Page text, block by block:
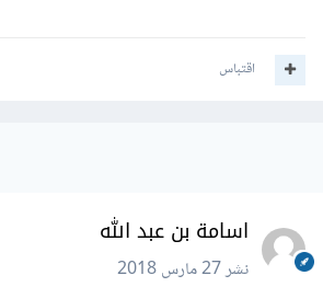
اقتباس
اسامة بن عبد الله
نشر27 مارس 2018